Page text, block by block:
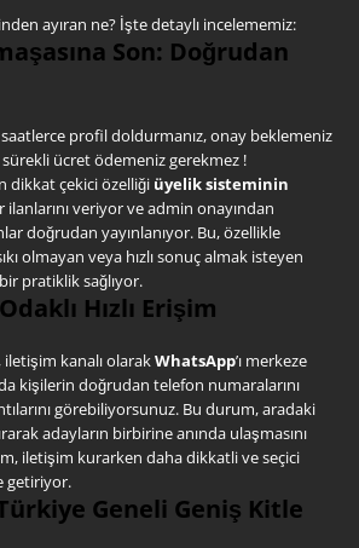
ayıran ne? İşte detaylı incelememiz:
Son: Doğrudan
profil doldurmanız, onay beklemeniz
ücret ödemeniz gerekmez !
dikkat çekici özelliği üyelik sisteminin
ilanlarını veriyor ve admin onayından
doğrudan yayınlanıyor. Bu, özellikle
olmayan veya hızlı sonuç almak isteyen
pratiklik sağlıyor.
Hızlı Erişim
kanalı olarakWhatsApp’ı merkeze
kişilerin doğrudan telefon numaralarını
görebiliyorsunuz. Bu durum, aradaki
adayların birbirine anında ulaşmasını
iletişim kurarken daha dikkatli ve seçici
getiriyor.
Geneli Geniş Kitle